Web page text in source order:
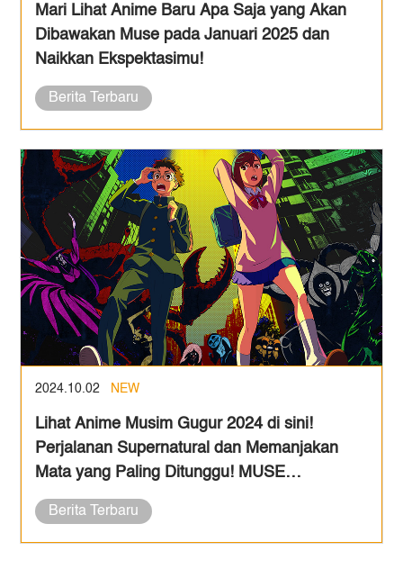
Mari Lihat Anime Baru Apa Saja yang Akan
Dibawakan Muse pada Januari 2025 dan
Naikkan Ekspektasimu!
Berita Terbaru
2024.10.02 NEW
Lihat Anime Musim Gugur 2024 di sini!
Perjalanan Supernatural dan Memanjakan
Mata yang Paling Ditunggu! MUSE
Mendapatkan Sekuel Favorit dan Tayangan
yang Luar Biasa di Bulan Oktober!
Berita Terbaru